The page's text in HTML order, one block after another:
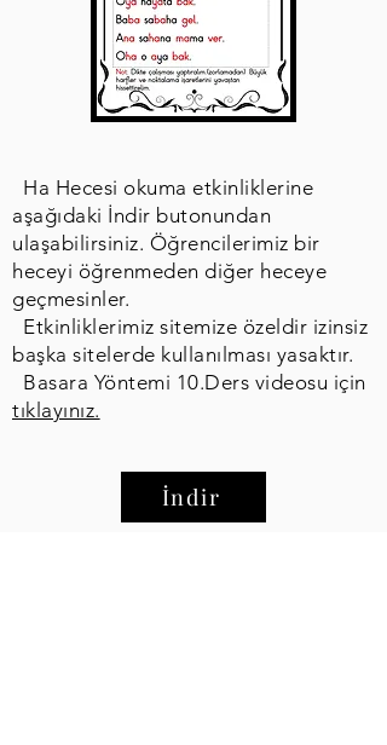
Ha Hecesi okuma etkinliklerine
aşağıdaki İndir butonundan
ulaşabilirsiniz. Öğrencilerimiz bir
heceyi öğrenmeden diğer heceye
geçmesinler.
Etkinliklerimiz sitemize özeldir izinsiz
başka sitelerde kullanılması yasaktır.
Basara Yöntemi 10.Ders videosu için
tıklayınız.
İndir